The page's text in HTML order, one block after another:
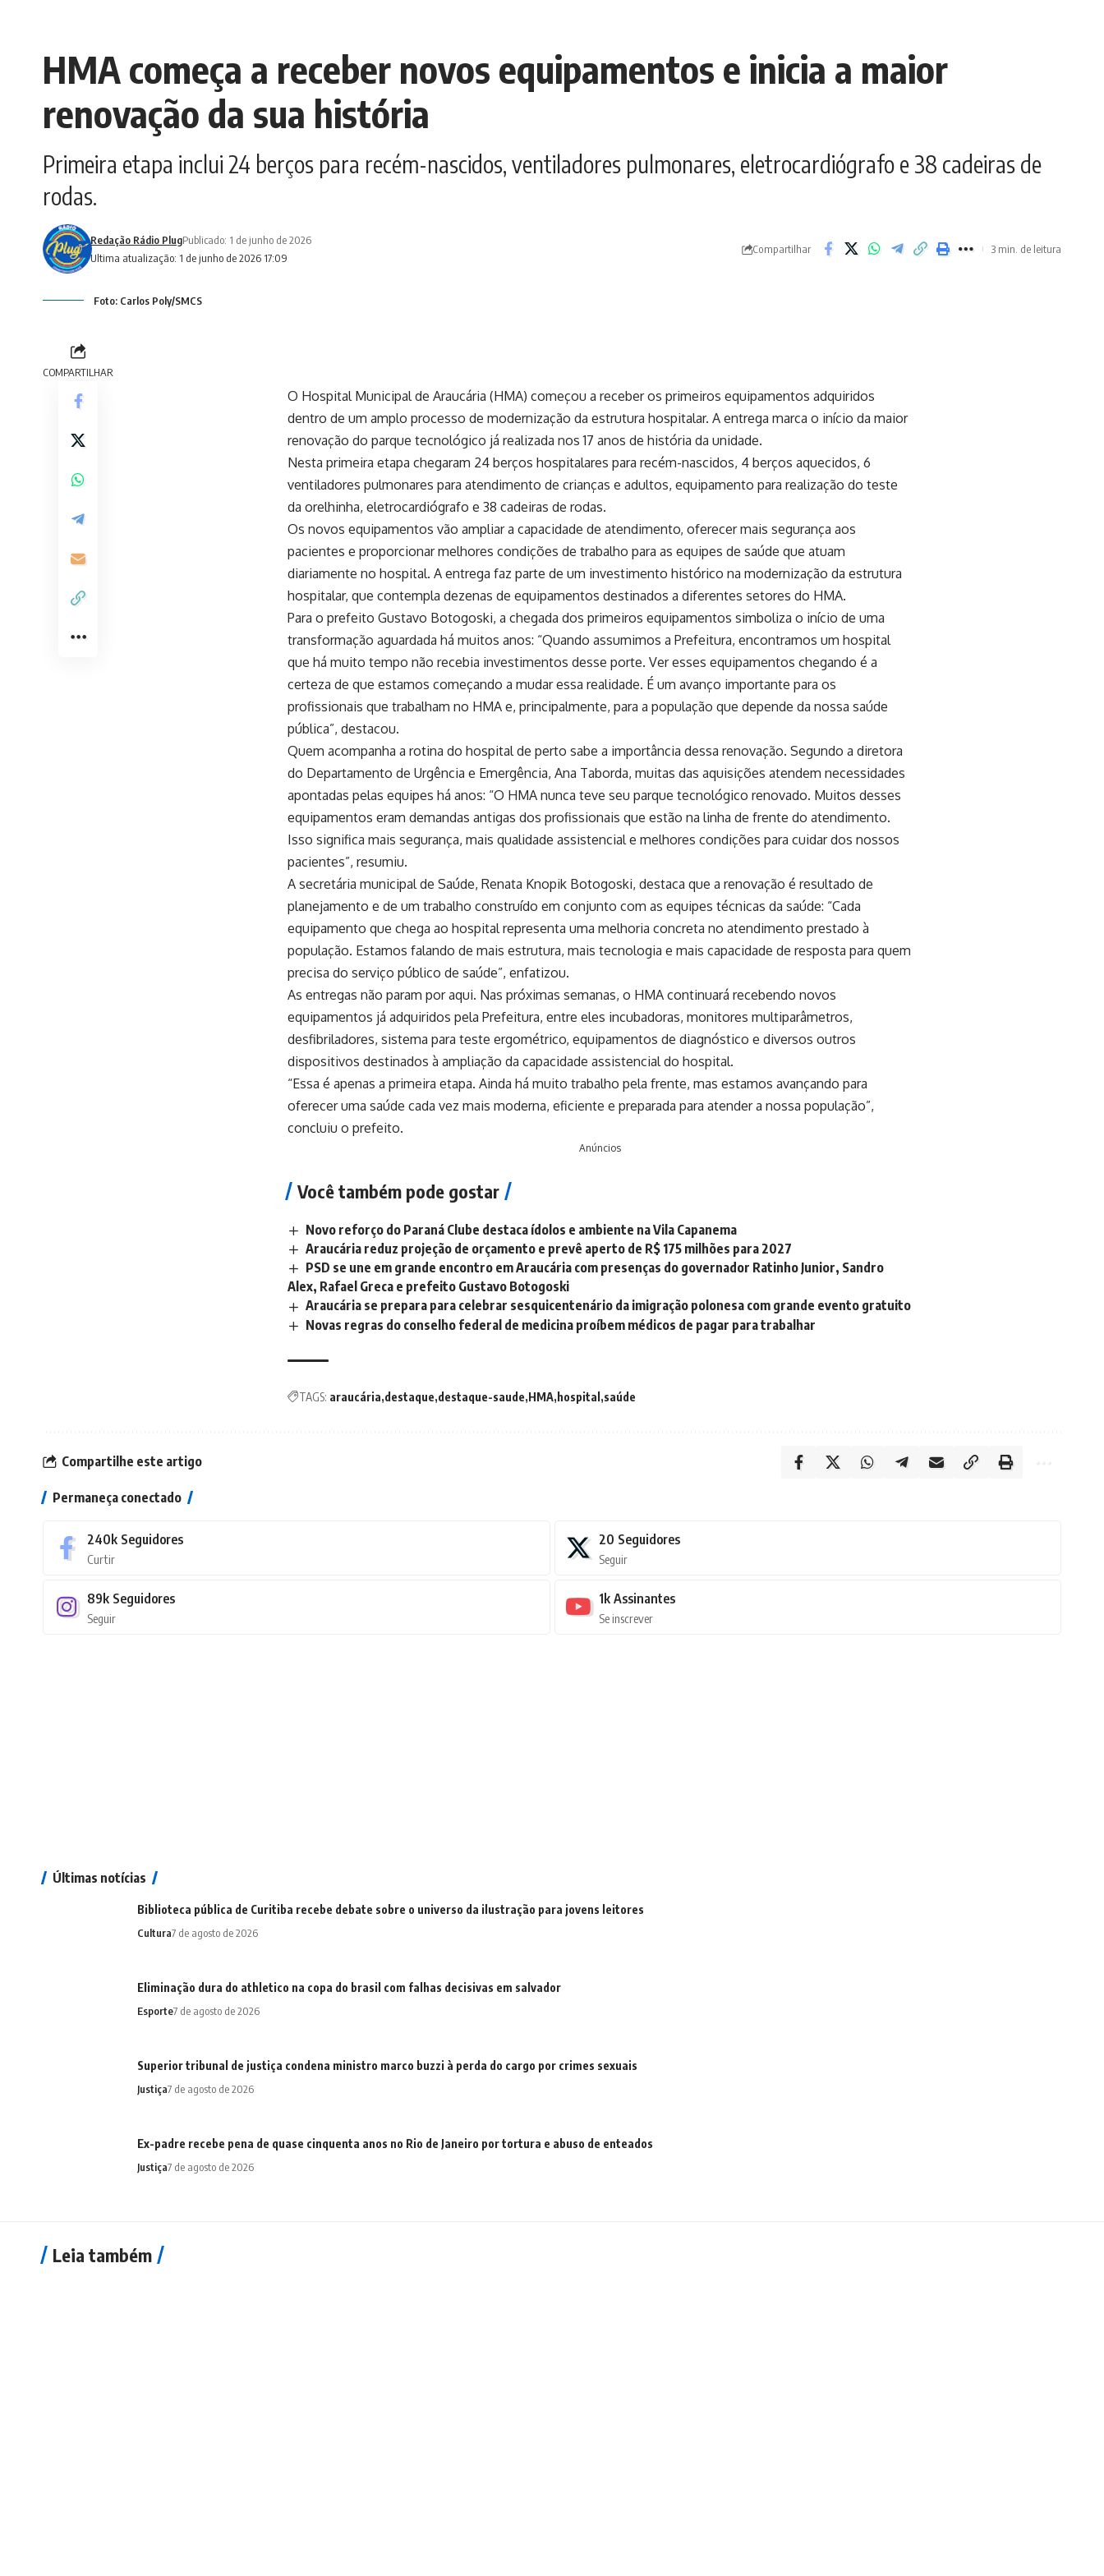
HMA começa a receber novos equipamentos e inicia a maior
renovação da sua história
Primeira etapa inclui 24 berços para recém-nascidos, ventiladores pulmonares, eletrocardiógrafo e 38 cadeiras de
rodas.
Ultima atualização: 1 de junho de 2026 17:09
Redação Rádio PlugPublicado: 1 de junho de 2026
Compartilhar 3 min. de leitura
Foto: Carlos Poly/SMCS
COMPARTILHAR
O Hospital Municipal de Araucária (HMA) começou a receber os primeiros equipamentos adquiridos
dentro de um amplo processo de modernização da estrutura hospitalar. A entrega marca o início da maior
renovação do parque tecnológico já realizada nos 17 anos de história da unidade.
Nesta primeira etapa chegaram 24 berços hospitalares para recém-nascidos, 4 berços aquecidos, 6
ventiladores pulmonares para atendimento de crianças e adultos, equipamento para realização do teste
da orelhinha, eletrocardiógrafo e 38 cadeiras de rodas.
Os novos equipamentos vão ampliar a capacidade de atendimento, oferecer mais segurança aos
pacientes e proporcionar melhores condições de trabalho para as equipes de saúde que atuam
diariamente no hospital. A entrega faz parte de um investimento histórico na modernização da estrutura
hospitalar, que contempla dezenas de equipamentos destinados a diferentes setores do HMA.
Para o prefeito Gustavo Botogoski, a chegada dos primeiros equipamentos simboliza o início de uma
transformação aguardada há muitos anos: “Quando assumimos a Prefeitura, encontramos um hospital
que há muito tempo não recebia investimentos desse porte. Ver esses equipamentos chegando é a
certeza de que estamos começando a mudar essa realidade. É um avanço importante para os
profissionais que trabalham no HMA e, principalmente, para a população que depende da nossa saúde
pública”, destacou.
Quem acompanha a rotina do hospital de perto sabe a importância dessa renovação. Segundo a diretora
do Departamento de Urgência e Emergência, Ana Taborda, muitas das aquisições atendem necessidades
apontadas pelas equipes há anos: “O HMA nunca teve seu parque tecnológico renovado. Muitos desses
equipamentos eram demandas antigas dos profissionais que estão na linha de frente do atendimento.
Isso significa mais segurança, mais qualidade assistencial e melhores condições para cuidar dos nossos
pacientes”, resumiu.
A secretária municipal de Saúde, Renata Knopik Botogoski, destaca que a renovação é resultado de
planejamento e de um trabalho construído em conjunto com as equipes técnicas da saúde: “Cada
equipamento que chega ao hospital representa uma melhoria concreta no atendimento prestado à
população. Estamos falando de mais estrutura, mais tecnologia e mais capacidade de resposta para quem
precisa do serviço público de saúde”, enfatizou.
As entregas não param por aqui. Nas próximas semanas, o HMA continuará recebendo novos
equipamentos já adquiridos pela Prefeitura, entre eles incubadoras, monitores multiparâmetros,
desfibriladores, sistema para teste ergométrico, equipamentos de diagnóstico e diversos outros
dispositivos destinados à ampliação da capacidade assistencial do hospital.
“Essa é apenas a primeira etapa. Ainda há muito trabalho pela frente, mas estamos avançando para
oferecer uma saúde cada vez mais moderna, eficiente e preparada para atender a nossa população”,
concluiu o prefeito.
Anúncios
Você também pode gostar
Novo reforço do Paraná Clube destaca ídolos e ambiente na Vila Capanema
Araucária reduz projeção de orçamento e prevê aperto de R$ 175 milhões para 2027
PSD se une em grande encontro em Araucária com presenças do governador Ratinho Junior, Sandro
Alex, Rafael Greca e prefeito Gustavo Botogoski
Araucária se prepara para celebrar sesquicentenário da imigração polonesa com grande evento gratuito
Novas regras do conselho federal de medicina proíbem médicos de pagar para trabalhar
TAGS: araucária destaque destaque-saude HMA hospital saúde
Compartilhe este artigo
Permaneça conectado
240k Seguidores
Curtir
20 Seguidores
Seguir
89k Seguidores
Seguir
1k Assinantes
Se inscrever
Últimas notícias
Biblioteca pública de Curitiba recebe debate sobre o universo da ilustração para jovens leitores
Cultura7 de agosto de 2026
Eliminação dura do athletico na copa do brasil com falhas decisivas em salvador
Esporte7 de agosto de 2026
Superior tribunal de justiça condena ministro marco buzzi à perda do cargo por crimes sexuais
Justiça7 de agosto de 2026
Ex-padre recebe pena de quase cinquenta anos no Rio de Janeiro por tortura e abuso de enteados
Justiça7 de agosto de 2026
Leia também